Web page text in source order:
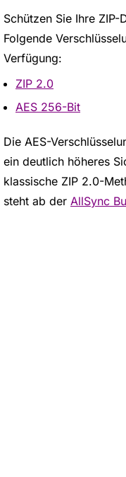
Schützen Sie Ihre
Folgende
Verfügung:
ZIP 2.0
AES 256-Bit
Die AES-
ein deutlich höheres
klassische ZIP 2.0-
steht ab der AllSync